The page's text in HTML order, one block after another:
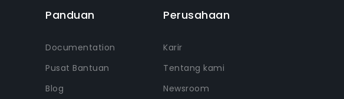
Panduan
Documentation
Pusat Bantuan
Blog
Perusahaan
Karir
Tentang kami
Newsroom